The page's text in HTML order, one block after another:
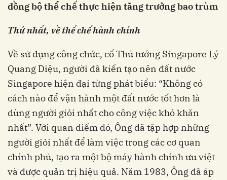
đồng bộ thể chế thực hiện tăng trưởng bao trùm
Thứ nhất, về thể chế hành chính
Về sử dụng công chức, cố Thủ tướng Singapore Lý
Quang Diệu, người đã kiến tạo nên đất nước
Singapore hiện đại từng phát biểu: “Không có
cách nào để vận hành một đất nước tốt hơn là
dùng người giỏi nhất cho công việc khó khăn
nhất”. Với quan điểm đó, Ông đã tập hợp những
người giỏi nhất để làm việc trong các cơ quan
chính phủ, tạo ra một bộ máy hành chính ưu việt
và được quản trị hiệu quả. Năm 1983, Ông đã áp